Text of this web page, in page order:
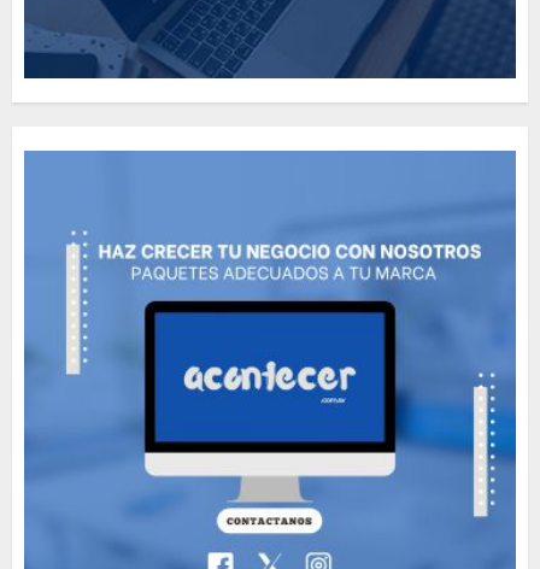
Need to Know About the
Classic Cars in a Retro
The full story of
Thailand’s extraordinary
cave rescue
Jorge Messi, el hombre
que acompañó a Lionel
desde sus primeros pasos
AGOSTO 8, 2026